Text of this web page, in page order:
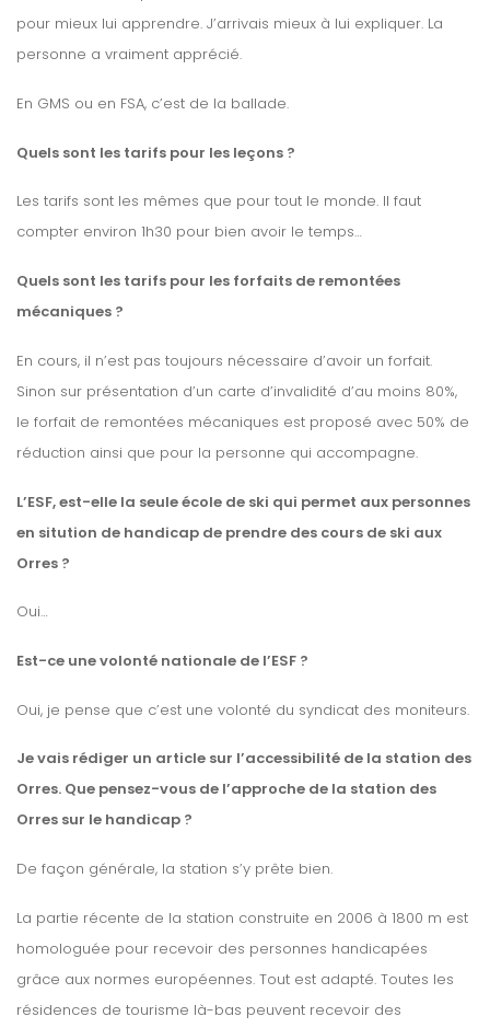
pour mieux lui apprendre. J’arrivais mieux à lui expliquer. La
personne a vraiment apprécié.
En GMS ou en FSA, c’est de la ballade.
Quels sont les tarifs pour les leçons ?
Les tarifs sont les mêmes que pour tout le monde. Il faut
compter environ 1h30 pour bien avoir le temps…
Quels sont les tarifs pour les forfaits de remontées
mécaniques ?
En cours, il n’est pas toujours nécessaire d’avoir un forfait.
Sinon sur présentation d’un carte d’invalidité d’au moins 80%,
le forfait de remontées mécaniques est proposé avec 50% de
réduction ainsi que pour la personne qui accompagne.
L’ESF, est-elle la seule école de ski qui permet aux personnes
en sitution de handicap de prendre des cours de ski aux
Orres ?
Oui…
Est-ce une volonté nationale de l’ESF ?
Oui, je pense que c’est une volonté du syndicat des moniteurs.
Je vais rédiger un article sur l’accessibilité de la station des
Orres. Que pensez-vous de l’approche de la station des
Orres sur le handicap ?
De façon générale, la station s’y prête bien.
La partie récente de la station construite en 2006 à 1800 m est
homologuée pour recevoir des personnes handicapées
grâce aux normes européennes. Tout est adapté. Toutes les
résidences de tourisme là-bas peuvent recevoir des